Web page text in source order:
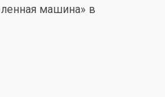
машина» в